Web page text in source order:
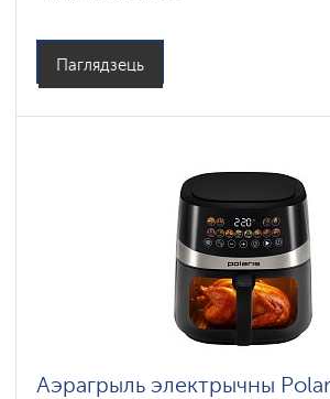
пирог, разогрев, фритюр, гриль
Сістэмы абароны: ,
Паглядзець
Аэрагрыль электрычны